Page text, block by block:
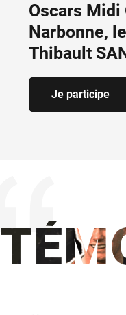
Oscars Midi
Narbonne,
Thibault
Je participe